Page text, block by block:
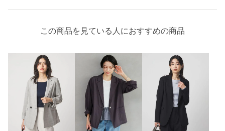
この商品を見ている人におすすめの商品